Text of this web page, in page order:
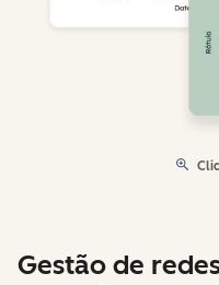
Gestão de